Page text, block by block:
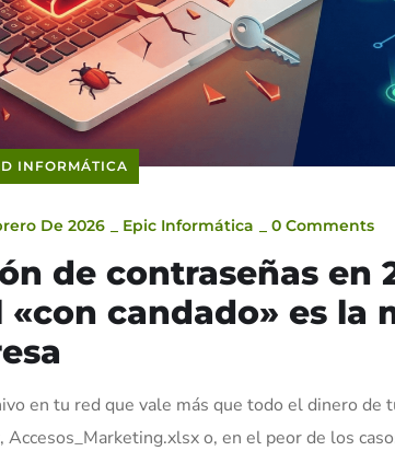
INFORMÁTICA
De 2026 Epic Informática 0 Comments
de contraseñas en
«con candado» es la
en tu red que vale más que todo el dinero de
Accesos_Marketing.xlsx o, en el peor de los